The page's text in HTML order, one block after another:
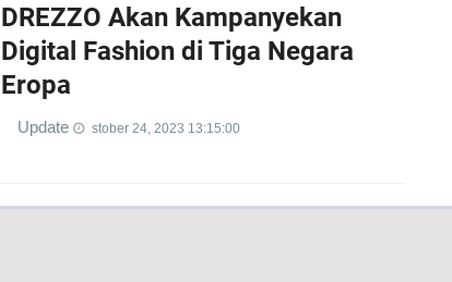
DREZZO Akan Kampanyekan
Digital Fashion di Tiga Negara
Eropa
Update stober 24, 2023 13:15:00